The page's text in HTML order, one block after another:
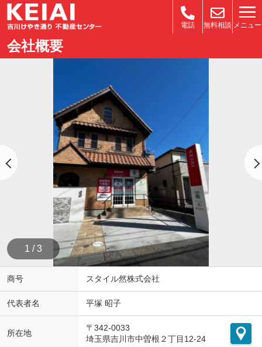
電話 無料相談 メニュー
会社概要
1 / 3
商号 スタイル然株式会社
代表者名 平塚 昭子
所在地
〒342-0033
埼玉県吉川市中曽根２丁目12-24